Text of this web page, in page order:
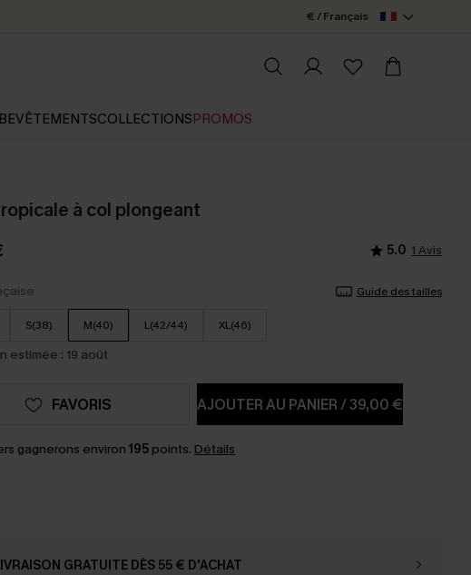
€ / Français
VÊTEMENTSCOLLECTIONSPROMOS
à col plongeant
5.0 1 Avis
Guide des tailles
S(38) M(40) L(42/44) XL(46)
estimée : 19 août
AJOUTER AU PANIER/39,00 €
FAVORIS
gagnerons environ 195points. Détails
GRATUITE DÈS 55 € D'ACHAT